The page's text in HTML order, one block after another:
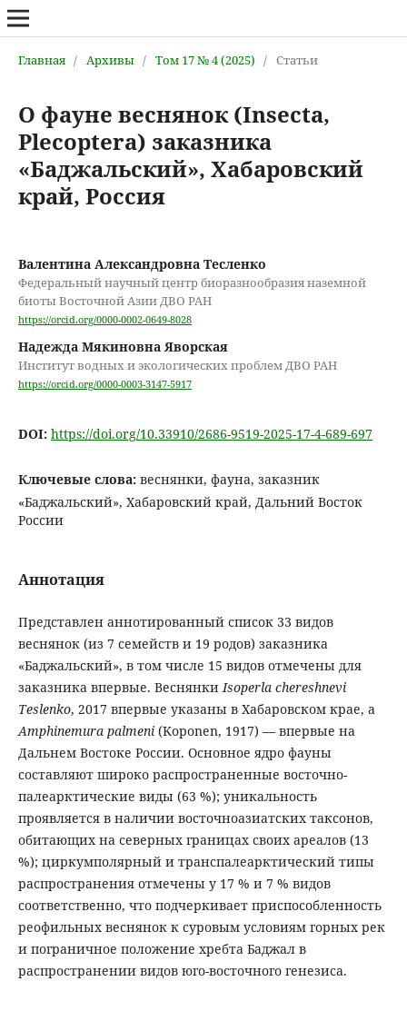
Главная / Архивы / Том 17 № 4 (2025) / Статьи
О фауне веснянок (Insecta,
Plecoptera) заказника
«Баджальский», Хабаровский
край, Россия
Валентина Александровна Teсленко
Федеральный научный центр биоразнообразия наземной
биоты Восточной Азии ДВО РАН
https://orcid.org/0000-0002-0649-8028
Надежда Мякиновна Яворская
Институт водных и экологических проблем ДВО РАН
https://orcid.org/0000-0003-3147-5917
DOI: https://doi.org/10.33910/2686-9519-2025-17-4-689-697
Ключевые слова: веснянки, фауна, заказник
«Баджальский», Хабаровский край, Дальний Восток
России
Аннотация
Представлен аннотированный список 33 видов
веснянок (из 7 семейств и 19 родов) заказника
«Баджальский», в том числе 15 видов отмечены для
заказника впервые. ВеснянкиIsoperla chereshnevi
Teslenko, 2017 впервые указаны в Хабаровском крае, а
Amphinemura palmeni(Koponen, 1917) — впервые на
Дальнем Востоке России. Основное ядро фауны
составляют широко распространенные восточно-
палеарктические виды (63 %); уникальность
проявляется в наличии восточноазиатских таксонов,
обитающих на северных границах своих ареалов (13
%); циркумполярный и транспалеарктический типы
распространения отмечены у 17 % и 7 % видов
соответственно, что подчеркивает приспособленность
реофильных веснянок к суровым условиям горных рек
и пограничное положение хребта Баджал в
распространении видов юго-восточного генезиса.